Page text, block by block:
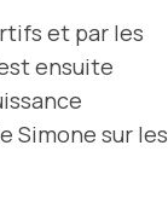
et par les
ensuite
Simone sur les